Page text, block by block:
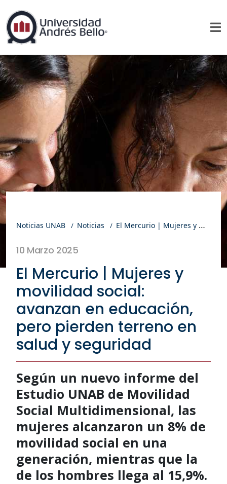
Noticias UNAB Noticias El Mercurio | Mujeres y movilidad social: avanzan en educación, pero pierden terreno en salud y seguridad
10 Marzo 2025
El Mercurio | Mujeres y
movilidad social:
avanzan en educación,
pero pierden terreno en
salud y seguridad
Según un nuevo informe del
Estudio UNAB de Movilidad
Social Multidimensional, las
mujeres alcanzaron un 8% de
movilidad social en una
generación, mientras que la
de los hombres llega al 15,9%.